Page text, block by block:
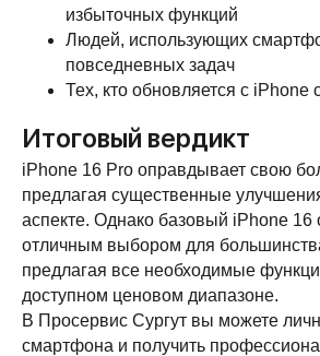
избыточных функций
Людей, использующих
повседневных задач
Тех, кто обновляется с iPhone
Итоговый вердикт
iPhone 16 Pro оправдывает свою
предлагая существенные
аспекте. Однако базовый iPhone 16
отличным выбором для
предлагая все необходимые
доступном ценовом диапазоне.
В Просервис Сургут вы можете
смартфона и получить
Написать руководству
2026 © Магазин Просервис. Сайт носит сугубо информационный
характер и не является публичной офертой, определяемой
437 (2) ГК РФ. Apple, логотип Apple и изображения Apple
зарегистрированными товарными знаками компании Apple Inc. в
компании Apple Inc. Instagram принадлежит компании Meta,
сайт, его материалы, дизайн являются объектами авторского
права. Все права защищены и охраняются законом.
использование любых материалов сайта без письменного
разрешения правообладателя. При полном или частичом
proservice.one@mail.ru
Перезвоните мне